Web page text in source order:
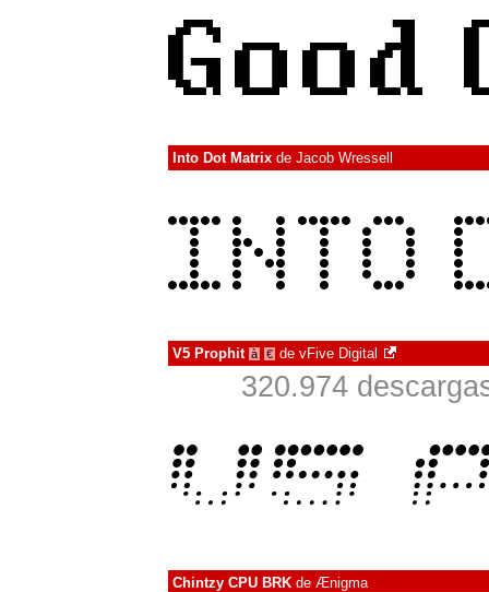
Into Dot Matrix de Jacob Wressell
V5 Prophit à € de vFive Digital
320.974
Chintzy CPU BRK de Ænigma